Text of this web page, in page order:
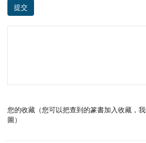
提交
您的收藏（您可以把查到的篆書加入收藏，
圖）